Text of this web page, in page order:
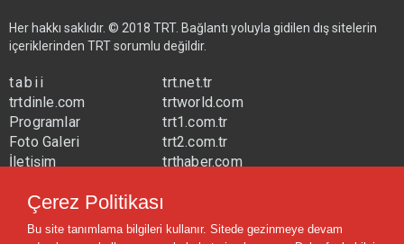
Her hakkı saklıdır. © 2018 TRT. Bağlantı yoluyla gidilen dış sitelerin
içeriklerinden TRT sorumlu değildir.
tabii
trtdinle.com
Programlar
Foto Galeri
İletişim
trt.net.tr
trtworld.com
trt1.com.tr
trt2.com.tr
trthaber.com
trtavaz.com.tr
trtmuzik.net.tr
Çerez Politikası
Bu site tanımlama bilgileri kullanır. Sitede gezinmeye devam